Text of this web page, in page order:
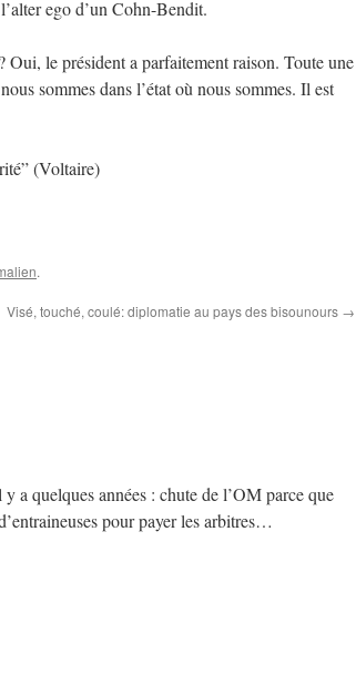
ego d’un Cohn-Bendit.
le président a parfaitement raison. Toute une
sommes dans l’état où nous sommes. Il est
(Voltaire)
.
Visé, touché, coulé: diplomatie au pays des bisounours →
a quelques années : chute de l’OM parce que
pour payer les arbitres…